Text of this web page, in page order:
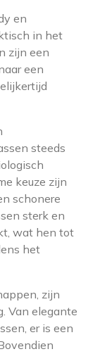
en
in het
zijn een
een
steeds
keuze zijn
schonere
sterk en
wat hen tot
het
zijn
Van elegante
er is een